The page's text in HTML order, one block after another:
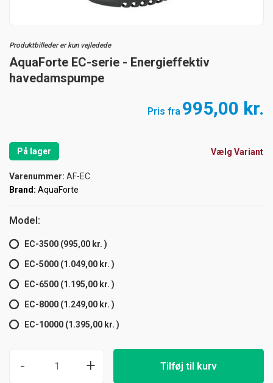
Produktbilleder er kun vejledede
AquaForte EC-serie - Energieffektiv
havedamspumpe
Pris fra 995,00 kr.
Vælg Variant
På lager
Varenummer: AF-EC
Brand: AquaForte
Model:
EC-3500 (995,00 kr. )
EC-5000 (1.049,00 kr. )
EC-6500 (1.195,00 kr. )
EC-8000 (1.249,00 kr. )
EC-10000 (1.395,00 kr. )
- + Tilføj til kurv